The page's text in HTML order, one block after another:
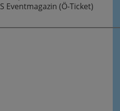
Eventmagazin (Ö-Ticket)